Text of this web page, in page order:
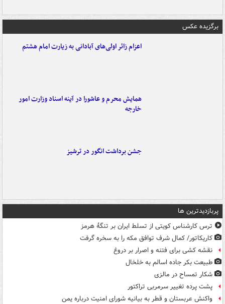
برگزیده عکس
اعزام زائر اولی‌های آبادانی به زیارت امام هشتم
همایش محرم و عاشورا در آینه اسناد وزارت امور
خارجه
جشن برداشت انگور در ترشیز
پربازدیدترین ها
ترس کارشناس کویتی از تسلط ایران بر تنگۀ هرمز
کاریکاتور/ کمال شرف توافق مکه را به سخره گرفت
نقشه کشی برای فتنه و اصرار بر دروغ
طبیعت بکر جاده اسالم به خلخال
شکار تمساح در مالزی
پشت پرده تغییر سرمربی تراکتور
واکنش عربستان و قطر به بیانیه شورای امنیت درباره یمن